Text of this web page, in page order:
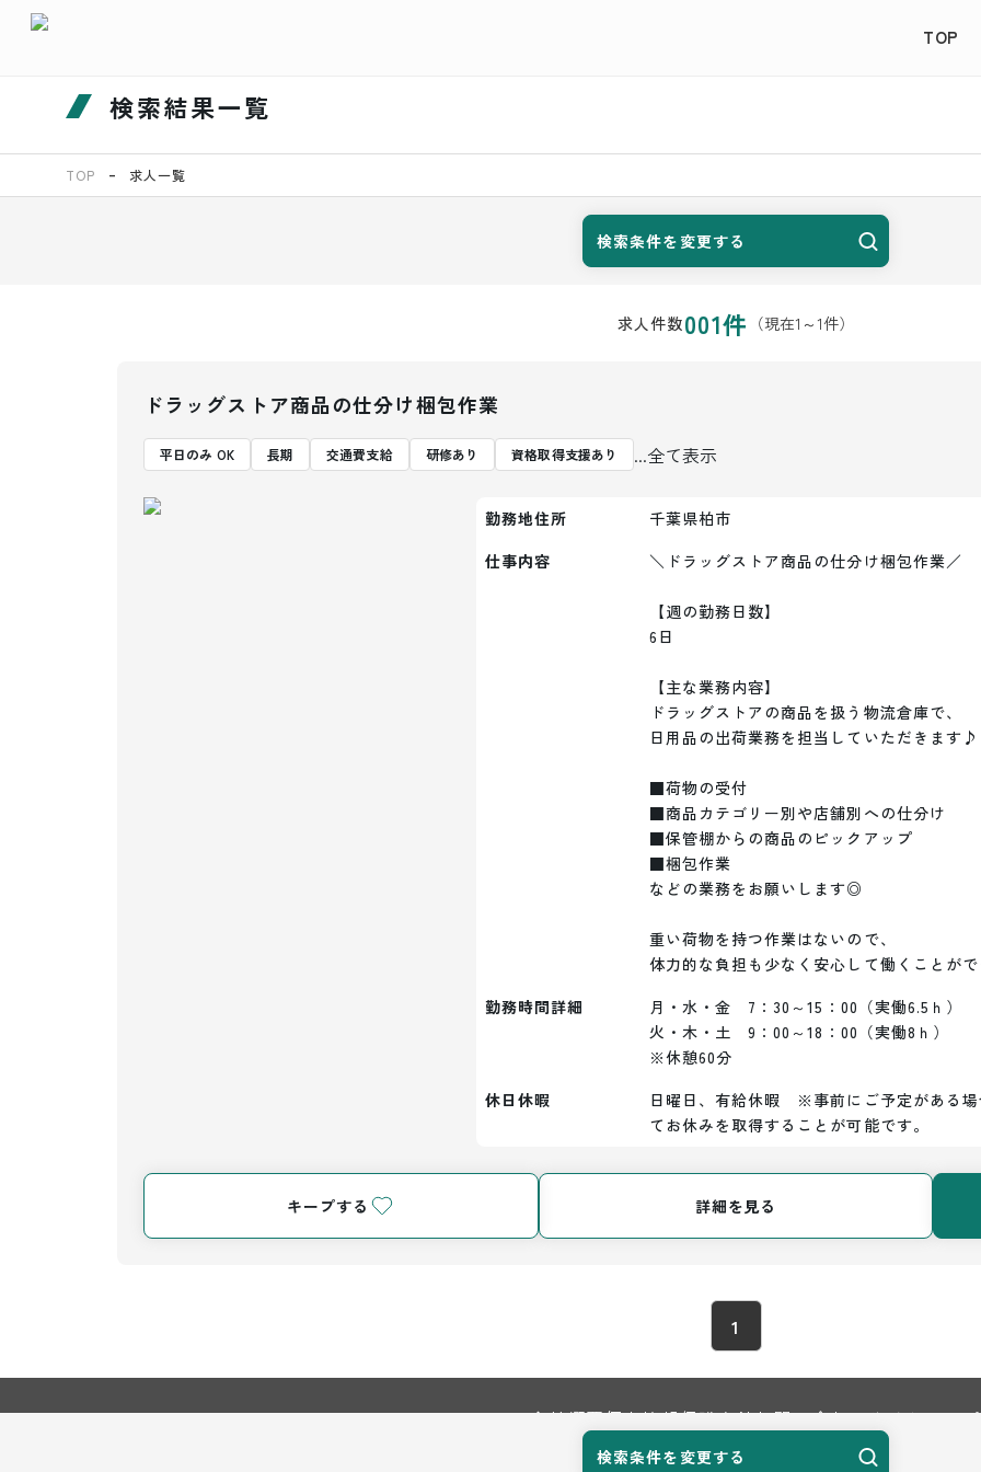
TOP
検索結果一覧
TOP 求人一覧
検索条件を変更する
検索条件を変更する
求人件数001件 （現在1 ～1件）
ドラッグストア商品の仕分け梱包作業
平日のみ OK 長期 交通費支給 研修あり 資格取得支援あり ...全て表示
勤務地住所
千葉県柏市
仕事内容
＼ドラッグストア商品の仕分け梱包作業／
【週の勤務日数】
6日
【主な業務内容】
ドラッグストアの商品を扱う物流倉庫で、
日用品の出荷業務を担当していただきます♪
■荷物の受付
■商品カテゴリー別や店舗別への仕分け
■保管棚からの商品のピックアップ
■梱包作業
などの業務をお願いします◎
重い荷物を持つ作業はないので、
体力的な負担も少なく安心して働くことが
勤務時間詳細
月・水・金　7：30～15：00（実働6.5ｈ）
火・木・土　9：00～18：00（実働8ｈ）
※休憩60分
休日休暇
日曜日、有給休暇　※事前にご予定がある
てお休みを取得することが可能です。
キープする 詳細を見る
1
TOP会社概要個人情報保護方針お問い合わせサイトマップ
© 2026 Harvest Biz Career.inc All Rights Reserved.